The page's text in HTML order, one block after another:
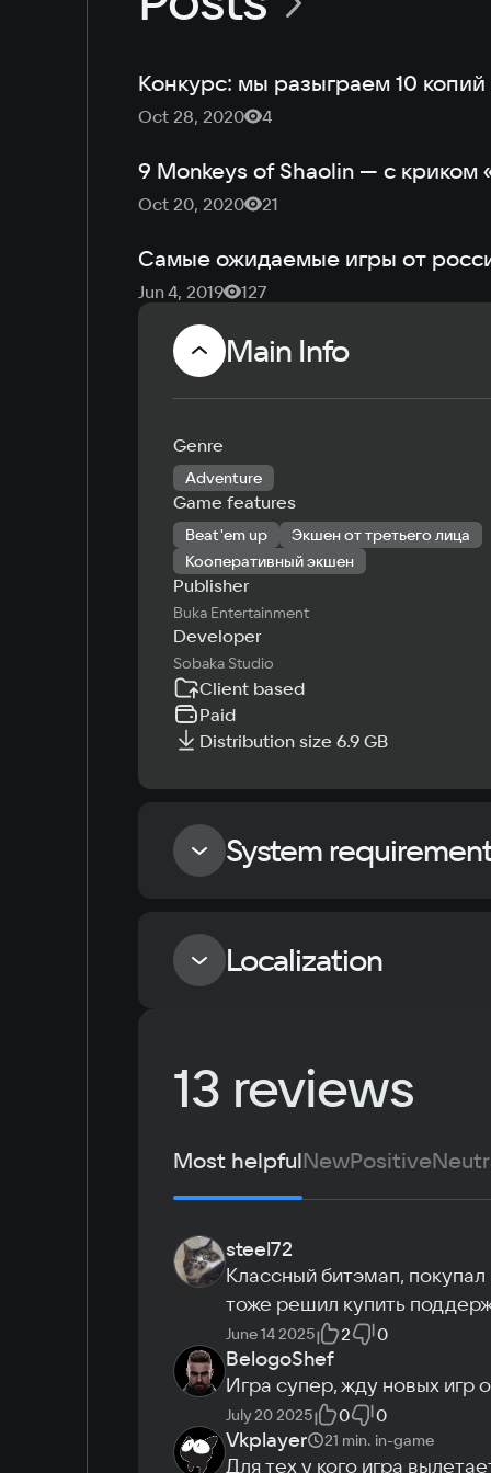
Конкурс: мы разыграем 10
Oct 28, 2020 4
9 Monkeys of Shaolin — с криком
Oct 20, 2020 21
Cамые ожидаемые игры от
Jun 4, 2019 127
Main Info
Genre
Adventure
Game features
Beat'em up
Экшен от третьего лица
Кооперативный экшен
Publisher
Buka Entertainment
Developer
Sobaka Studio
Client based
Paid
Distribution size 6.9 GB
System
Minimum
Processor
Intel Core i3-6300 или похожий / AMD FX-
4 GB ОЗУ
или похожая
Space
7 GB
Localization
Russian
English
Arabic
Korean
Japanese
13 reviews
Most helpfulNewPositive
steel72
Классный битэмап,
тоже решил купить
June 14 2025 2 0
BelogoShef
Игра супер, жду новых игр
July 20 2025 0 0
Vkplayer 21 min. in-game
Для тех у кого игра